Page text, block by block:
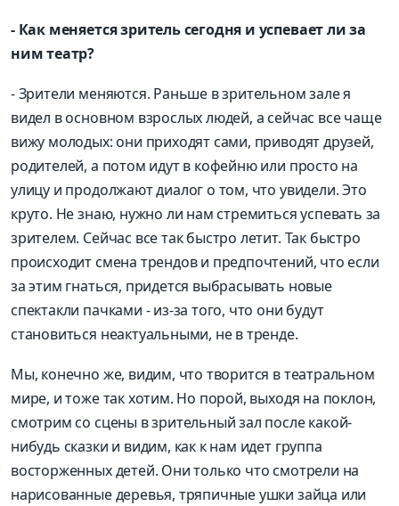
- Как меняется зритель сегодня и успевает ли за
ним театр?
- Зрители меняются. Раньше в зрительном зале я
видел в основном взрослых людей, а сейчас все чаще
вижу молодых: они приходят сами, приводят друзей,
родителей, а потом идут в кофейню или просто на
улицу и продолжают диалог о том, что увидели. Это
круто. Не знаю, нужно ли нам стремиться успевать за
зрителем. Сейчас все так быстро летит. Так быстро
происходит смена трендов и предпочтений, что если
за этим гнаться, придется выбрасывать новые
спектакли пачками - из-за того, что они будут
становиться неактуальными, не в тренде.
Мы, конечно же, видим, что творится в театральном
мире, и тоже так хотим. Но порой, выходя на поклон,
смотрим со сцены в зрительный зал после какой-
нибудь сказки и видим, как к нам идет группа
восторженных детей. Они только что смотрели на
нарисованные деревья, тряпичные ушки зайца или